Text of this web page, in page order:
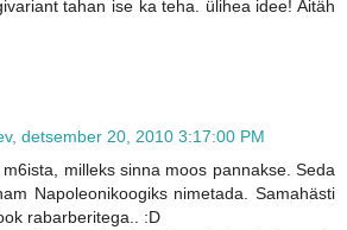
tahan ise ka teha. ülihea idee! Aitäh
detsember 20, 2010 3:17:00 PM
milleks sinna moos pannakse. Seda
Napoleonikoogiks nimetada. Samahästi
rabarberitega.. :D